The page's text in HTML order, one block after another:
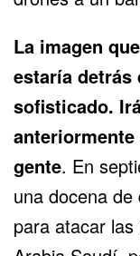
La imagen
estaría detrás
sofisticado.
gente. En
una docena
para atacar